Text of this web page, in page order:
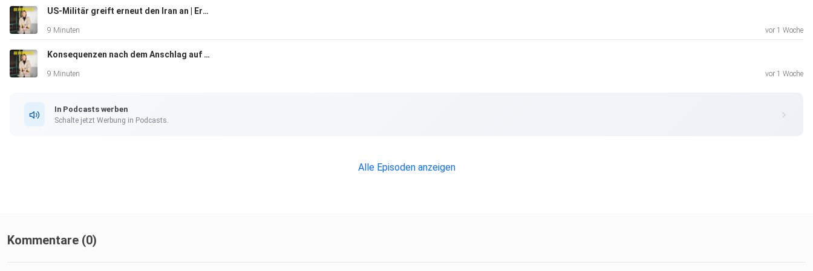
US-Militär greift erneut den Iran an | Erdüberlastungstag | Diskussion zur Senkung der Fünf-Prozent-Hürde
9 Minuten vor 1 Woche
Konsequenzen nach dem Anschlag auf dem CSD | US-Justizministerium reicht Eilantrag für Wahlrechtsänderungen ein
9 Minuten vor 1 Woche
In Podcasts werben
Schalte jetzt Werbung in Podcasts.
Alle Episoden anzeigen
Kommentare (0)